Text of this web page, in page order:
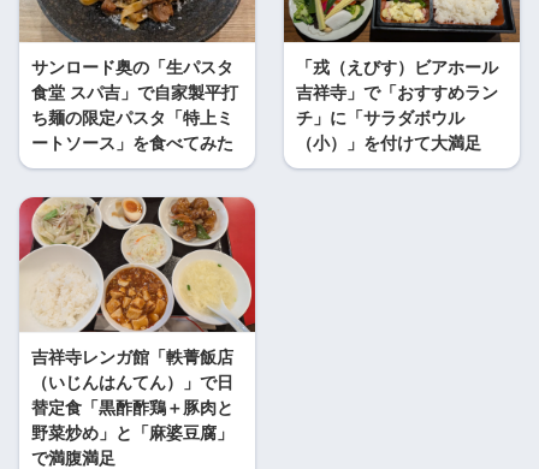
サンロード奥の「生パスタ
食堂 スパ吉」で自家製平打
ち麺の限定パスタ「特上ミ
ートソース」を食べてみた
「戎（えびす）ビアホール
吉祥寺」で「おすすめラン
チ」に「サラダボウル
（小）」を付けて大満足
吉祥寺レンガ館「軼菁飯店
（いじんはんてん）」で日
替定食「黒酢酢鶏＋豚肉と
野菜炒め」と「麻婆豆腐」
で満腹満足